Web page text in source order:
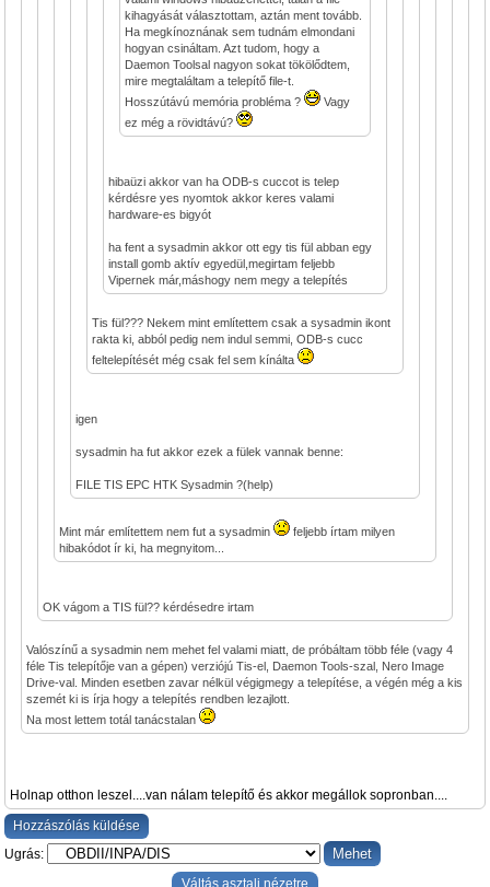
kihagyását választottam, aztán ment tovább.
Ha megkínoznának sem tudnám elmondani
hogyan csináltam. Azt tudom, hogy a
Daemon Toolsal nagyon sokat tökölődtem,
mire megtaláltam a telepítő file-t.
Hosszútávú memória probléma ?
Vagy
ez még a rövidtávú?
hibaüzi akkor van ha ODB-s cuccot is telep
kérdésre yes nyomtok akkor keres valami
hardware-es bigyót
ha fent a sysadmin akkor ott egy tis fül abban egy
install gomb aktív egyedül,megirtam feljebb
Vipernek már,máshogy nem megy a telepítés
Tis fül??? Nekem mint említettem csak a sysadmin ikont
rakta ki, abból pedig nem indul semmi, ODB-s cucc
feltelepítését még csak fel sem kínálta
igen
sysadmin ha fut akkor ezek a fülek vannak benne:
FILE TIS EPC HTK Sysadmin ?(help)
Mint már említettem nem fut a sysadmin
feljebb írtam milyen
hibakódot ír ki, ha megnyitom...
OK vágom a TIS fül?? kérdésedre irtam
Valószínű a sysadmin nem mehet fel valami miatt, de próbáltam több féle (vagy 4
féle Tis telepítője van a gépen) verziójú Tis-el, Daemon Tools-szal, Nero Image
Drive-val. Minden esetben zavar nélkül végigmegy a telepítése, a végén még a kis
szemét ki is írja hogy a telepítés rendben lezajlott.
Na most lettem totál tanácstalan
Holnap otthon leszel....van nálam telepítő és akkor megállok sopronban....
Hozzászólás küldése
Ugrás: